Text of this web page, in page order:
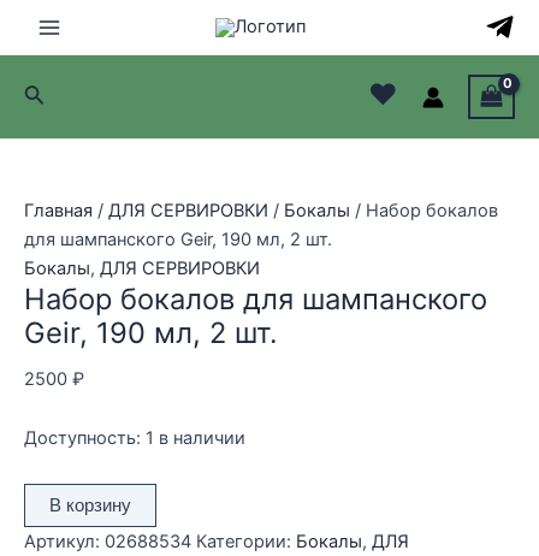
Main
Menu
Поиск ♥
Главная / ДЛЯ СЕРВИРОВКИ / Бокалы / Набор бокалов
для шампанского Geir, 190 мл, 2 шт.
Бокалы, ДЛЯ СЕРВИРОВКИ
Набор бокалов для шампанского
Geir, 190 мл, 2 шт.
2500 ₽
Доступность: 1 в наличии
Количество
товара
В корзину
Артикул: 02688534 Категории: Бокалы, ДЛЯ